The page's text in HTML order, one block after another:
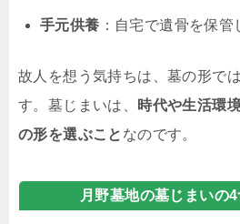
手元供養 ：自宅で遺骨を保
故人を想う気持ちは、墓の形で
す。墓じまいは、
時代や生活環
の形を選ぶこと なのです。
月野墓地の墓じまいの